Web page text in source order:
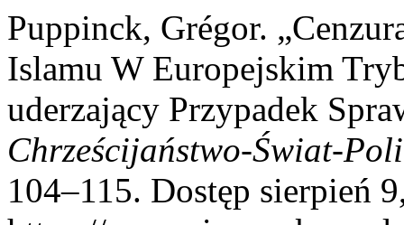
Puppinck, Grégor.
Islamu W Europejskim
uderzający Przypadek
Chrześcijaństwo-Świat-
104–115. Dostęp sierpień